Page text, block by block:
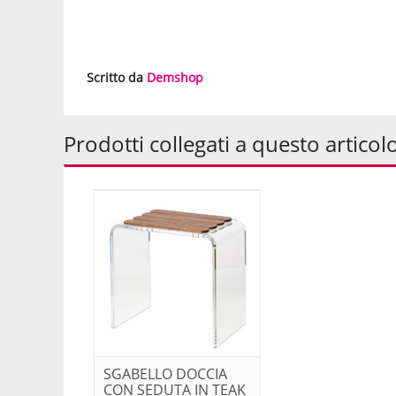
Scritto da Demshop
Prodotti collegati a questo
SGABELLO DOCCIA
CON SEDUTA IN TEAK